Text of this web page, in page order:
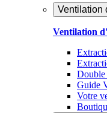
Ventilation
Ventilation
Double
Guide
Votre